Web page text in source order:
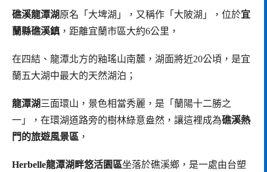
礁溪龍潭湖原名「大埤湖」，又稱作「大陂湖」，位於宜
蘭縣礁溪鎮 ，距離宜蘭市區大約6公里，
在四結、龍潭北方的釉瑤山南麓，湖面將近20公頃，是宜
蘭五大湖中最大的天然湖泊；
龍潭湖 三面環山，景色相當秀麗，是「蘭陽十二勝之
一」，在環湖道路旁的樹林綠意盎然，讓這裡成為礁溪熱
門的旅遊風景區 ，
Herbelle龍潭湖畔悠活園區坐落於礁溪鄉，是一處由台塑